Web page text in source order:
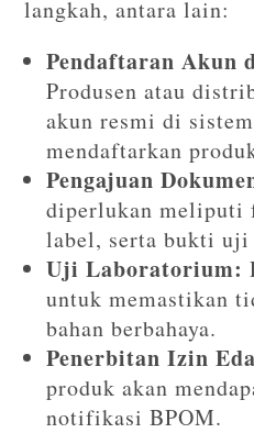
langkah, antara lain:
Pendaftaran Akun
Produsen atau
akun resmi di
mendaftarkan
Pengajuan
diperlukan meliputi
label, serta bukti uji
Uji Laboratorium:
untuk memastikan
bahan berbahaya.
Penerbitan Izin
produk akan
notifikasi BPOM.